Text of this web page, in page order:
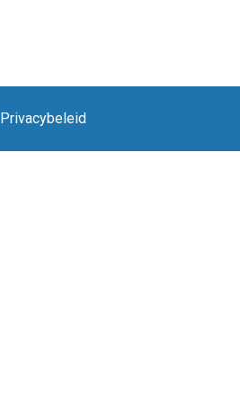
Privacybeleid